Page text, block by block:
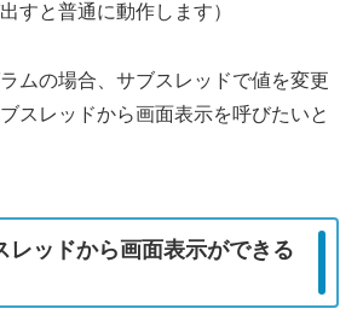
すと普通に動作します）
ムの場合、サブスレッドで値を変更
スレッドから画面表示を呼びたいと
レッドから画面表示ができる